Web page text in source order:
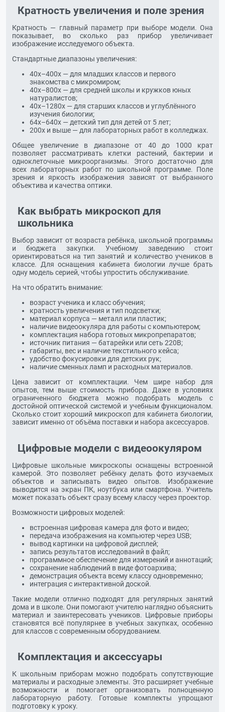
Кратность увеличения и поле зрения
Кратность — главный параметр при выборе модели. Она
показывает, во сколько раз прибор увеличивает
изображение исследуемого объекта.
Стандартные диапазоны увеличения:
40х–400х — для младших классов и первого
знакомства с микромиром;
40х–800х — для средней школы и кружков юных
натуралистов;
40х–1280х — для старших классов и углублённого
изучения биологии;
64х–640х — детский тип для детей от 5 лет;
200х и выше — для лабораторных работ в колледжах.
Общее увеличение в диапазоне от 40 до 1000 крат
позволяет рассматривать клетки растений, бактерии и
одноклеточные микроорганизмы. Этого достаточно для
всех лабораторных работ по школьной программе. Поле
зрения и яркость изображения зависят от выбранного
объектива и качества оптики.
Как выбрать микроскоп для
школьника
Выбор зависит от возраста ребёнка, школьной программы
и бюджета закупки. Учебному заведению стоит
ориентироваться на тип занятий и количество учеников в
классе. Для оснащения кабинета биологии лучше брать
одну модель серией, чтобы упростить обслуживание.
На что обратить внимание:
возраст ученика и класс обучения;
кратность увеличения и тип подсветки;
материал корпуса — металл или пластик;
наличие видеоокуляра для работы с компьютером;
комплектация набора готовых микропрепаратов;
источник питания — батарейки или сеть 220В;
габариты, вес и наличие текстильного кейса;
удобство фокусировки для детских рук;
наличие сменных ламп и расходных материалов.
Цена зависит от комплектации. Чем шире набор для
опытов, тем выше стоимость прибора. Даже в условиях
ограниченного бюджета можно подобрать модель с
достойной оптической системой и учебным функционалом.
Сколько стоит хороший микроскоп для кабинета биологии,
зависит именно от объёма поставки и набора аксессуаров.
Цифровые модели с видеоокуляром
Цифровые школьные микроскопы оснащены встроенной
камерой. Это позволяет ребёнку делать фото изучаемых
объектов и записывать видео опытов. Изображение
выводится на экран ПК, ноутбука или смартфона. Учитель
может показать объект сразу всему классу через проектор.
Возможности цифровых моделей:
встроенная цифровая камера для фото и видео;
передача изображения на компьютер через USB;
вывод картинки на цифровой дисплей;
запись результатов исследований в файл;
программное обеспечение для измерений и аннотаций;
сохранение наблюдений в виде фотоархива;
демонстрация объекта всему классу одновременно;
интеграция с интерактивной доской.
Такие модели отлично подходят для регулярных занятий
дома и в школе. Они помогают учителю наглядно объяснить
материал и заинтересовать учеников. Цифровые приборы
становятся всё популярнее в учебных закупках, особенно
для классов с современным оборудованием.
Комплектация и аксессуары
К школьным приборам можно подобрать сопутствующие
материалы и расходные элементы. Это расширяет учебные
возможности и помогает организовать полноценную
лабораторную работу. Готовые комплекты упрощают
подготовку к уроку.